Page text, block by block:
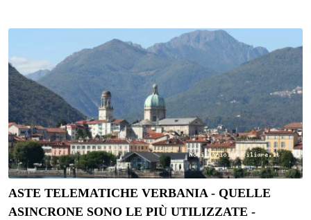
ASTE TELEMATICHE VERBANIA - QUELLE
ASINCRONE SONO LE PIÙ UTILIZZATE -